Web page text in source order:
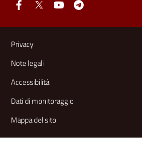
Link e informazioni utili
Privacy
Note legali
Accessibilità
Dati di monitoraggio
Mappa del sito